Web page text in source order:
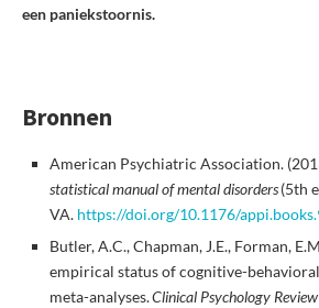
een paniekstoornis.
Bronnen
American Psychiatric Association.
statistical manual of mental disorders(5th
VA. https://doi.org/10.1176/
Butler, A.C., Chapman, J.E., Forman,
empirical status of cognitive-
meta-analyses.Clinical Psychology